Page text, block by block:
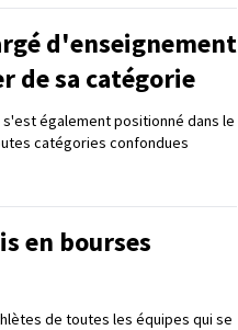
d'enseignement
de sa catégorie
également positionné dans le
catégories confondues
en bourses
de toutes les équipes qui se